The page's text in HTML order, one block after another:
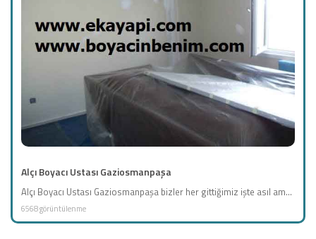
Alçı Boyacı Ustası Gaziosmanpaşa
Alçı Boyacı Ustası Gaziosmanpaşa bizler her gittiğimiz işte asıl am...
6568 görüntülenme